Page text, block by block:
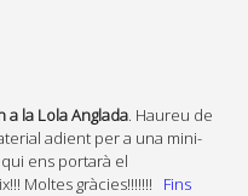
a la Lola Anglada. Haureu de
adient per a una mini-
ens portarà el
Moltes gràcies!!!!!!! Fins